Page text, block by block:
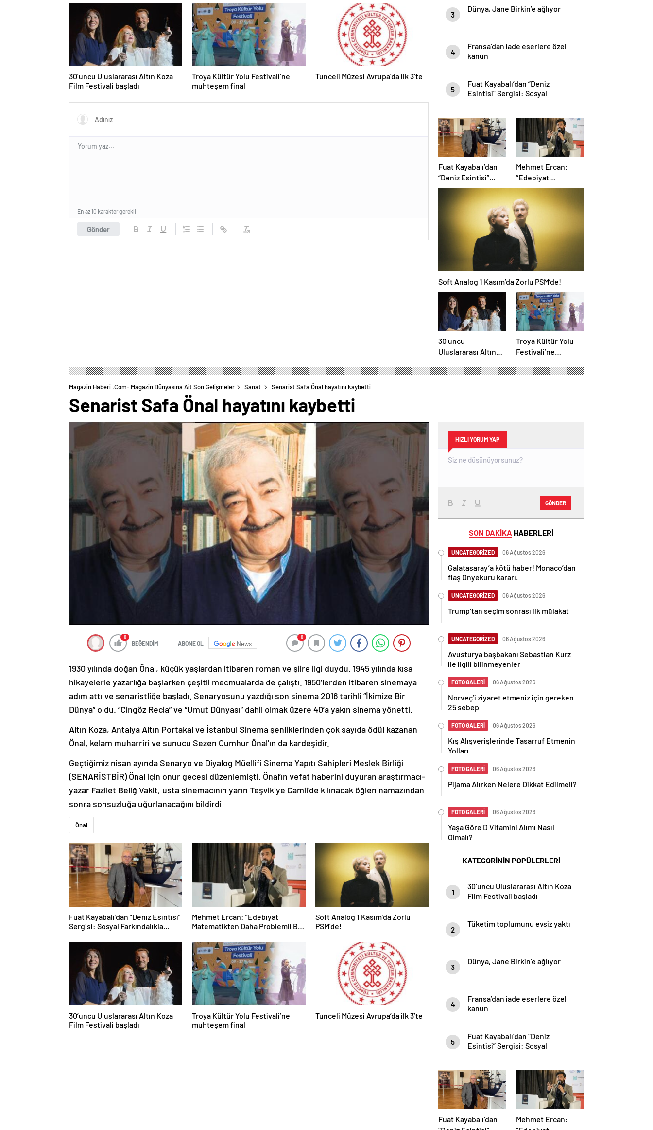
30’uncu Uluslararası Altın Koza
Film Festivali başladı
Troya Kültür Yolu Festivali’ne
muhteşem final
Tunceli Müzesi Avrupa’da ilk 3’te
Gönder
En az 10 karakter gerekli
3
Dünya, Jane Birkin’e ağlıyor
4
Fransa’dan iade eserlere özel
kanun
5
Fuat Kayabalı’dan “Deniz
Esintisi” Sergisi: Sosyal
Fuat Kayabalı’dan
“Deniz Esintisi”
Sergisi: Sosyal
Farkındalıkla Sanat
Mehmet Ercan:
“Edebiyat
Matematikten Daha
Problemli Bir
Mesele”
Soft Analog 1 Kasım’da Zorlu PSM’de!
30’uncu
Uluslararası Altın
başladı
Troya Kültür Yolu
Festivali’ne
Magazin Haberi .com- Magazin Dünyasına Ait Son Gelişmeler Sanat Senarist Safa Önal hayatını kaybetti
Senarist Safa Önal hayatını kaybetti
0
BEĞENDİM ABONE OL News
0
1930 yılında doğan Önal, küçük yaşlardan itibaren roman ve şiire ilgi duydu. 1945 yılında kısa
hikayelerle yazarlığa başlarken çeşitli mecmualarda de çalıştı. 1950’lerden itibaren sinemaya
adım attı ve senaristliğe başladı. Senaryosunu yazdığı son sinema 2016 tarihli “İkimize Bir
Dünya” oldu. “Cingöz Recia” ve “Umut Dünyası” dahil olmak üzere 40’a yakın sinema yönetti.
Altın Koza, Antalya Altın Portakal ve İstanbul Sinema şenliklerinden çok sayıda ödül kazanan
Önal, kelam muharriri ve sunucu Sezen Cumhur Önal’ın da kardeşidir.
Geçtiğimiz nisan ayında Senaryo ve Diyalog Müellifi Sinema Yapıtı Sahipleri Meslek Birliği
(SENARİSTBİR) Önal için onur gecesi düzenlemişti. Önal’ın vefat haberini duyuran araştırmacı-
yazar Fazilet Beliğ Vakit, usta sinemacının yarın Teşvikiye Camii’de kılınacak öğlen namazından
sonra sonsuzluğa uğurlanacağını bildirdi.
Önal
Fuat Kayabalı’dan “Deniz Esintisi”
Sergisi: Sosyal Farkındalıkla
Mehmet Ercan: “Edebiyat
Matematikten Daha Problemli Bir
Soft Analog 1 Kasım’da Zorlu
PSM’de!
30’uncu Uluslararası Altın Koza
Film Festivali başladı
Troya Kültür Yolu Festivali’ne
muhteşem final
Tunceli Müzesi Avrupa’da ilk 3’te
HIZLI YORUM YAP
GÖNDER
SON DAKİKA HABERLERİ
UNCATEGORİZED 06 Ağustos 2026
Galatasaray’a kötü haber! Monaco’dan
flaş Onyekuru kararı.
UNCATEGORİZED 06 Ağustos 2026
Trump’tan seçim sonrası ilk mülakat
UNCATEGORİZED 06 Ağustos 2026
Avusturya başbakanı Sebastian Kurz
ile ilgili bilinmeyenler
FOTO GALERİ 06 Ağustos 2026
Norveç’i ziyaret etmeniz için gereken
25 sebep
FOTO GALERİ 06 Ağustos 2026
Kış Alışverişlerinde Tasarruf Etmenin
Yolları
FOTO GALERİ 06 Ağustos 2026
Pijama Alırken Nelere Dikkat Edilmeli?
FOTO GALERİ 06 Ağustos 2026
Yaşa Göre D Vitamini Alımı Nasıl
Olmalı?
KATEGORİNİN POPÜLERLERİ
1
30’uncu Uluslararası Altın Koza
Film Festivali başladı
2
Tüketim toplumunu evsiz yaktı
3
Dünya, Jane Birkin’e ağlıyor
4
Fransa’dan iade eserlere özel
kanun
5
Fuat Kayabalı’dan “Deniz
Esintisi” Sergisi: Sosyal
Fuat Kayabalı’dan
Mehmet Ercan: